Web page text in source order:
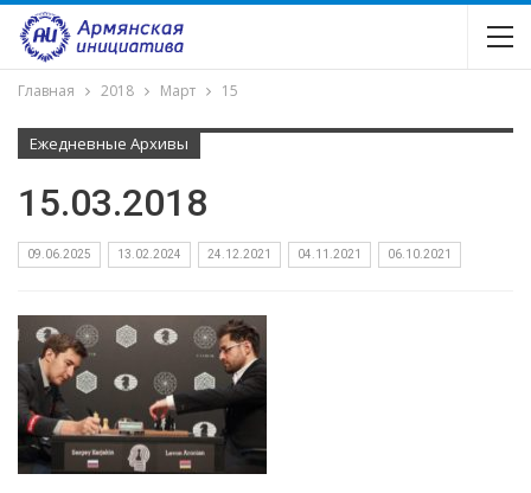
Главная 2018 Март 15
Ежедневные Архивы
15.03.2018
09.06.2025 13.02.2024 24.12.2021 04.11.2021 06.10.2021